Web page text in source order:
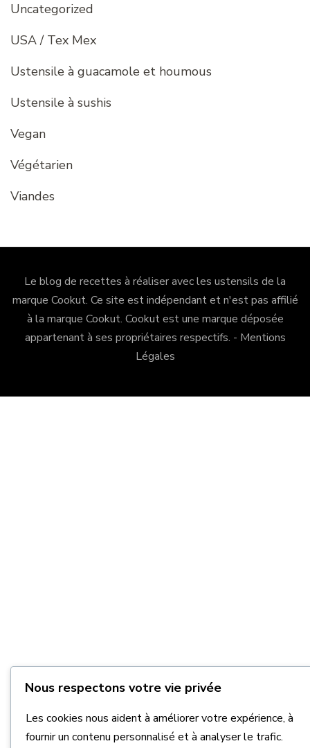
Uncategorized
USA / Tex Mex
Ustensile à guacamole et houmous
Ustensile à sushis
Vegan
Végétarien
Viandes
Le blog de recettes à réaliser avec les ustensils de la
marque Cookut. Ce site est indépendant et n'est pas affilié
à la marque Cookut. Cookutest une marque déposée
appartenant à ses propriétaires respectifs. - Mentions
Légales
Nous respectons votre vie privée
Les cookies nous aident à améliorer votre expérience, à
fournir un contenu personnalisé et à analyser le trafic.